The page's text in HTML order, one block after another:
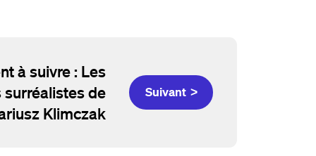
Suivant >
à suivre : Les
de
Klimczak